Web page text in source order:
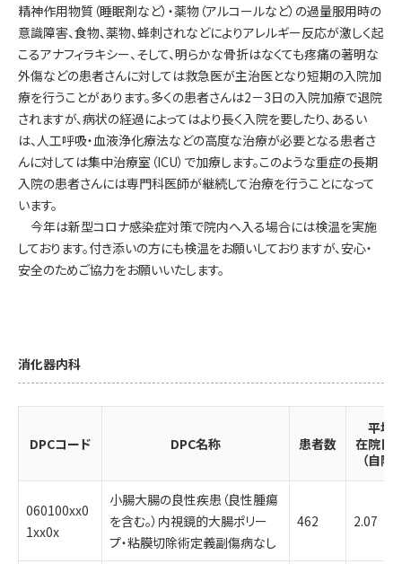
精神作用物質（睡眠剤など）・薬物（アルコールなど）の過量服用時の
意識障害、食物、薬物、蜂刺されなどによりアレルギー反応が激しく起
こるアナフィラキシー、そして、明らかな骨折はなくても疼痛の著明な
外傷などの患者さんに対しては救急医が主治医となり短期の入院加
療を行うことがあります。多くの患者さんは2－3日の入院加療で退院
されますが、病状の経過によってはより長く入院を要したり、あるい
は、人工呼吸・血液浄化療法などの高度な治療が必要となる患者さ
んに対しては集中治療室（ICU）で加療します。このような重症の長期
入院の患者さんには専門科医師が継続して治療を行うことになって
います。
今年は新型コロナ感染症対策で院内へ入る場合には検温を実施
しております。付き添いの方にも検温をお願いしておりますが、安心・
安全のためご協力をお願いいたします。
消化器内科
DPCコード DPC名称 患者数
平均
在院日
（自院）
060100xx0
1xx0x
小腸大腸の良性疾患（良性腫瘍
を含む。）内視鏡的大腸ポリー
プ・粘膜切除術定義副傷病なし
462 2.07